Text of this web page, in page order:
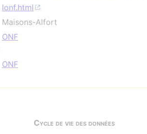
lonf.html
Maisons-Alfort
ONF
ONF
Cycle de vie des données